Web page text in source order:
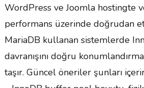
WordPress ve Joomla hostingte
performans üzerinde doğrudan
MariaDB kullanan sistemlerde
davranışını doğru
taşır. Güncel öneriler şunları